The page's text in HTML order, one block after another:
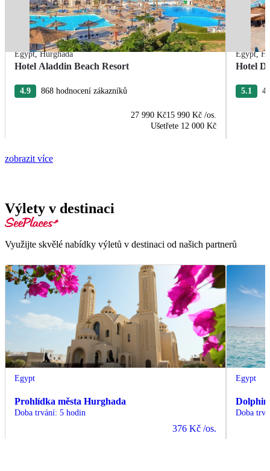
Egypt,Hurghada
Hotel Aladdin Beach Resort
4.9 868 hodnocení zákazníků
27 990 Kč15 990 Kč /os.
Ušetřete 12 000 Kč
Egypt,
Hotel
5.1
zobrazit více
Výlety v destinaci
Využijte skvělé nabídky výletů v destinaci od našich partnerů
Egypt
Prohlídka města Hurghada
Doba trvání: 5 hodin
376 Kč /os.
Egypt
Dolphin
Doba